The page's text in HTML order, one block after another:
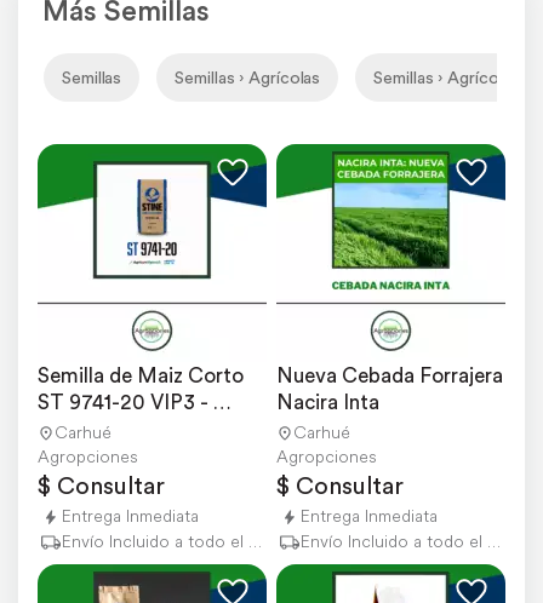
Más Semillas
Semillas Semillas › Agrícolas Semillas › Agrícolas ›
Semilla de Maiz Corto
ST 9741-20 VIP3 -
Semillero Stine
Carhué
Agropciones
$ Consultar
Entrega Inmediata
Envío Incluido a todo el país
Nueva Cebada Forrajera
Nacira Inta
Carhué
Agropciones
$ Consultar
Entrega Inmediata
Envío Incluido a todo el país